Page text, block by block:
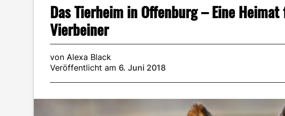
Das Tierheim in Offenburg – Eine
Vierbeiner
von Alexa Black
Veröffentlicht am 6. Juni 2018